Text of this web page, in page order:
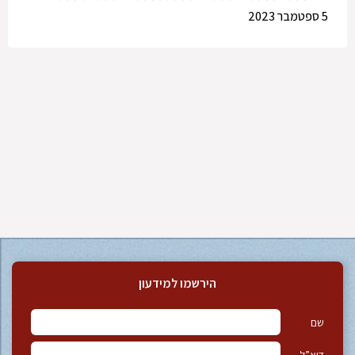
5 ספטמבר 2023
הירשמו למידעון
שם